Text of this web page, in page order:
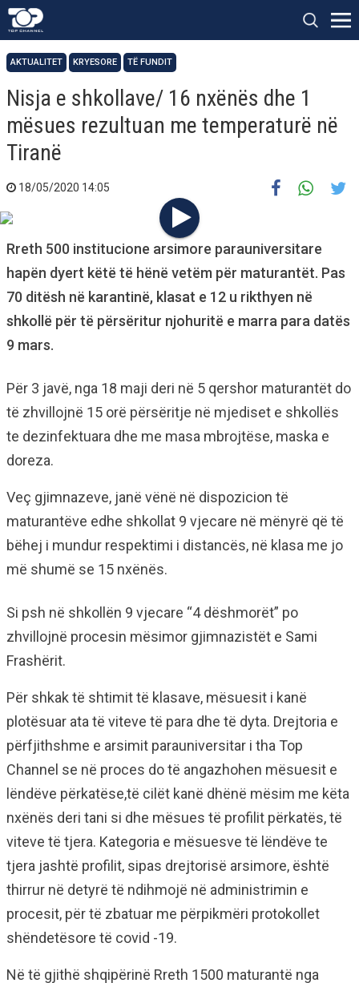
AKTUALITET KRYESORE TË FUNDIT
Nisja e shkollave/ 16 nxënës dhe 1
mësues rezultuan me temperaturë në
Tiranë
18/05/2020 14:05
Rreth 500 institucione arsimore parauniversitare
hapën dyert këtë të hënë vetëm për maturantët. Pas
70 ditësh në karantinë, klasat e 12 u rikthyen në
shkollë për të përsëritur njohuritë e marra para datës
9 mars.
Për 3 javë, nga 18 maji deri në 5 qershor maturantët do
të zhvillojnë 15 orë përsëritje në mjediset e shkollës
te dezinfektuara dhe me masa mbrojtëse, maska e
doreza.
Veç gjimnazeve, janë vënë në dispozicion të
maturantëve edhe shkollat 9 vjecare në mënyrë që të
bëhej i mundur respektimi i distancës, në klasa me jo
më shumë se 15 nxënës.
Si psh në shkollën 9 vjecare “4 dëshmorët” po
zhvillojnë procesin mësimor gjimnazistët e Sami
Frashërit.
Për shkak të shtimit të klasave, mësuesit i kanë
plotësuar ata të viteve të para dhe të dyta. Drejtoria e
përfjithshme e arsimit parauniversitar i tha Top
Channel se në proces do të angazhohen mësuesit e
lëndëve përkatëse,të cilët kanë dhënë mësim me këta
nxënës deri tani si dhe mësues të profilit përkatës, të
viteve të tjera. Kategoria e mësuesve të lëndëve te
tjera jashtë profilit, sipas drejtorisë arsimore, është
thirrur në detyrë të ndihmojë në administrimin e
procesit, për të zbatuar me përpikmëri protokollet
shëndetësore të covid -19.
Në të gjithë shqipërinë Rreth 1500 maturantë nga